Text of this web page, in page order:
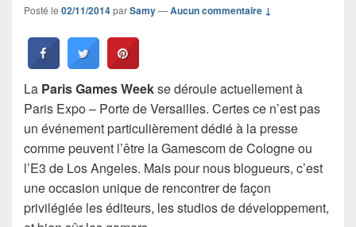
Posté le 02/11/2014parSamy—Aucun commentaire ↓
La Paris Games Weekse déroule actuellement à
Paris Expo – Porte de Versailles. Certes ce n’est pas
un événement particulièrement dédié à la presse
comme peuvent l’être la Gamescom de Cologne ou
l’E3 de Los Angeles. Mais pour nous blogueurs, c’est
une occasion unique de rencontrer de façon
privilégiée les éditeurs, les studios de développement,